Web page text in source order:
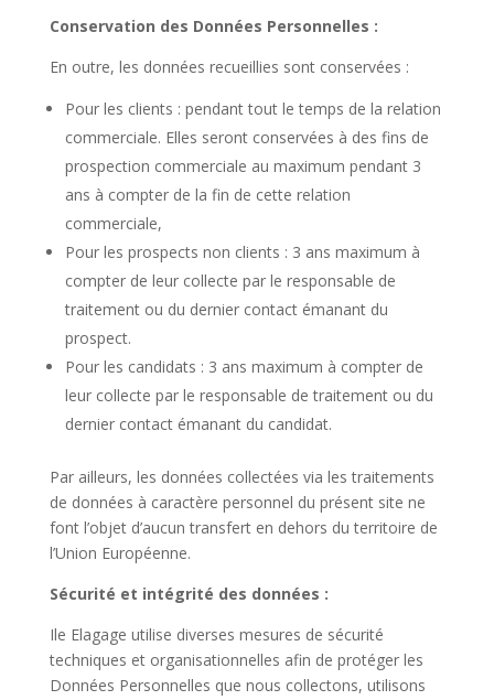
Conservation des Données Personnelles :
En outre, les données recueillies sont conservées :
Pour les clients : pendant tout le temps de la relation
commerciale. Elles seront conservées à des fins de
prospection commerciale au maximum pendant 3
ans à compter de la fin de cette relation
commerciale,
Pour les prospects non clients : 3 ans maximum à
compter de leur collecte par le responsable de
traitement ou du dernier contact émanant du
prospect.
Pour les candidats : 3 ans maximum à compter de
leur collecte par le responsable de traitement ou du
dernier contact émanant du candidat.
Par ailleurs, les données collectées via les traitements
de données à caractère personnel du présent site ne
font l’objet d’aucun transfert en dehors du territoire de
l’Union Européenne.
Sécurité et intégrité des données :
Ile Elagage utilise diverses mesures de sécurité
techniques et organisationnelles afin de protéger les
Données Personnelles que nous collectons, utilisons